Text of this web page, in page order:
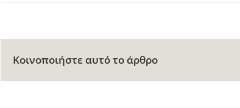
Κοινοποιήστε αυτό το άρθρο